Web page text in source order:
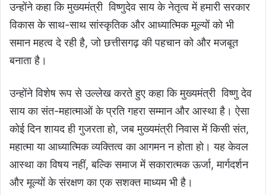
उन्होंने कहा कि मुख्यमंत्री विष्णुदेव साय के नेतृत्व में हमारी सरकार
विकास के साथ-साथ सांस्कृतिक और आध्यात्मिक मूल्यों को भी
समान महत्व दे रही है, जो छत्तीसगढ़ की पहचान को और मजबूत
बनाता है।
उन्होंने विशेष रूप से उल्लेख करते हुए कहा कि मुख्यमंत्री विष्णु देव
साय का संत-महात्माओं के प्रति गहरा सम्मान और आस्था है। ऐसा
कोई दिन शायद ही गुजरता हो, जब मुख्यमंत्री निवास में किसी संत,
महात्मा या आध्यात्मिक व्यक्तित्व का आगमन न होता हो। यह केवल
आस्था का विषय नहीं, बल्कि समाज में सकारात्मक ऊर्जा, मार्गदर्शन
और मूल्यों के संरक्षण का एक सशक्त माध्यम भी है।